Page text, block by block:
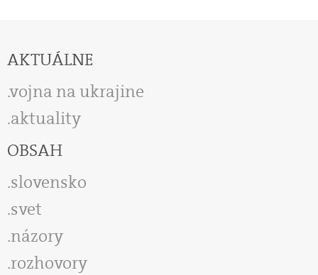
AKTUÁLNE
vojna na ukrajine
aktuality
OBSAH
slovensko
svet
názory
rozhovory